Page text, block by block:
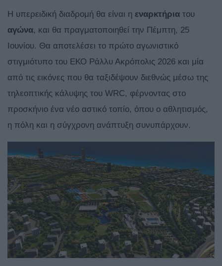
Η υπερειδική διαδρομή θα είναι η εναρκτήρια του
αγώνα, και θα πραγματοποιηθεί την Πέμπτη, 25
Ιουνίου. Θα αποτελέσει το πρώτο αγωνιστικό
στιγμιότυπο του ΕΚΟ Ράλλυ Ακρόπολις 2026 και μία
από τις εικόνες που θα ταξιδέψουν διεθνώς μέσω της
τηλεοπτικής κάλυψης του WRC, φέρνοντας στο
προσκήνιο ένα νέο αστικό τοπίο, όπου ο αθλητισμός,
η πόλη και η σύγχρονη ανάπτυξη συνυπάρχουν.